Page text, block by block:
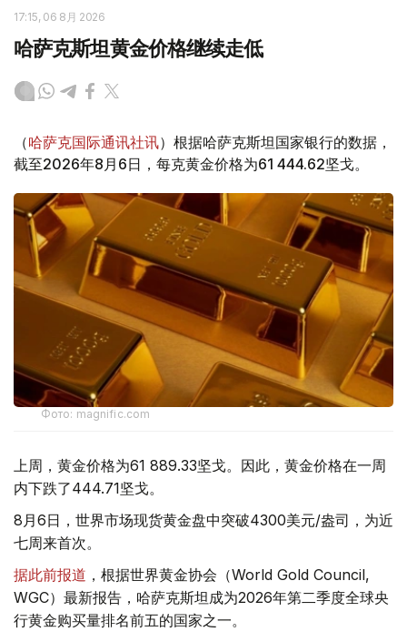
17:15, 06 8月 2026
哈萨克斯坦黄金价格继续走低
（哈萨克国际通讯社讯）根据哈萨克斯坦国家银行的数据，
截至2026年8月6日，每克黄金价格为61 444.62坚戈。
Фото: magnific.com
上周，黄金价格为61 889.33坚戈。因此，黄金价格在一周
内下跌了444.71坚戈。
8月6日，世界市场现货黄金盘中突破4300美元/盎司，为近
七周来首次。
据此前报道 ，根据世界黄金协会（World Gold Council,
WGC）最新报告，哈萨克斯坦成为2026年第二季度全球央
行黄金购买量排名前五的国家之一。